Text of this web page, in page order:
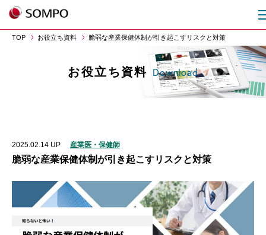
TOP お役立ち資料 脆弱な産業保健体制が引き起こすリスクと対策
お役立ち資料 Download
2025.02.14 UP 産業医・保健師
脆弱な産業保健体制が引き起こすリスクと対策